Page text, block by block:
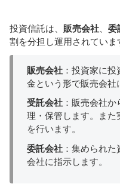
投資信託は、 販売会社 委
割を分担し運用されていま
販売会社：投資家に投
金という形で販売会社
受託会社：販売会社か
理・保管します。また
を行います。
委託会社：集められた
会社に指示します。